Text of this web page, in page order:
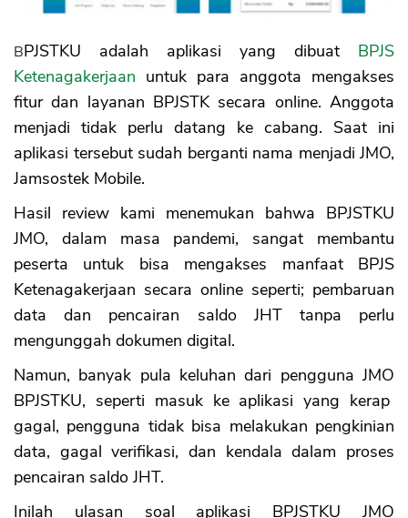
Kelemahan BPJSTKU/JMO
BPJSTKU adalah aplikasi yang dibuat BPJS
Ketenagakerjaan untuk para anggota mengakses
fitur dan layanan BPJSTK secara online. Anggota
menjadi tidak perlu datang ke cabang. Saat ini
aplikasi tersebut sudah berganti nama menjadi JMO,
Jamsostek Mobile.
Hasil review kami menemukan bahwa BPJSTKU
JMO, dalam masa pandemi, sangat membantu
peserta untuk bisa mengakses manfaat BPJS
Ketenagakerjaan secara online seperti; pembaruan
data dan pencairan saldo JHT tanpa perlu
mengunggah dokumen digital.
Namun, banyak pula keluhan dari pengguna JMO
BPJSTKU, seperti masuk ke aplikasi yang kerap
gagal, pengguna tidak bisa melakukan pengkinian
data, gagal verifikasi, dan kendala dalam proses
pencairan saldo JHT.
Inilah ulasan soal aplikasi BPJSTKU JMO